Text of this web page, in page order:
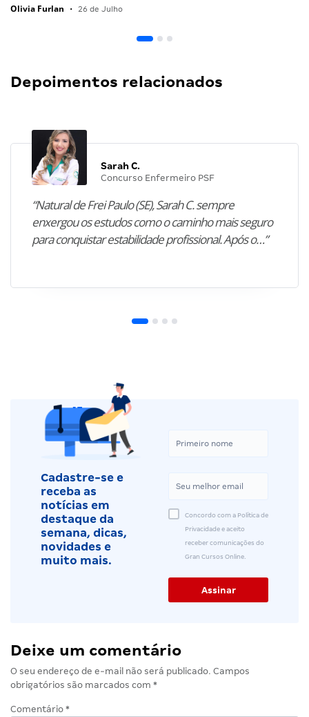
Olivia Furlan • 26 de Julho
Depoimentos relacionados
Sarah C.
Concurso Enfermeiro PSF
“Natural de Frei Paulo (SE), Sarah C. sempre
enxergou os estudos como o caminho mais seguro
para conquistar estabilidade profissional. Após o…”
Cadastre-se e
receba as
notícias em
destaque da
semana, dicas,
novidades e
muito mais.
Concordo com a Política de
Privacidade e aceito
receber comunicações do
Gran Cursos Online.
Deixe um comentário
O seu endereço de e-mail não será publicado. Campos
obrigatórios são marcados com *
Comentário *